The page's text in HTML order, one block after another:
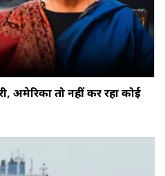
अमेरिका तो नहीं कर रहा कोई